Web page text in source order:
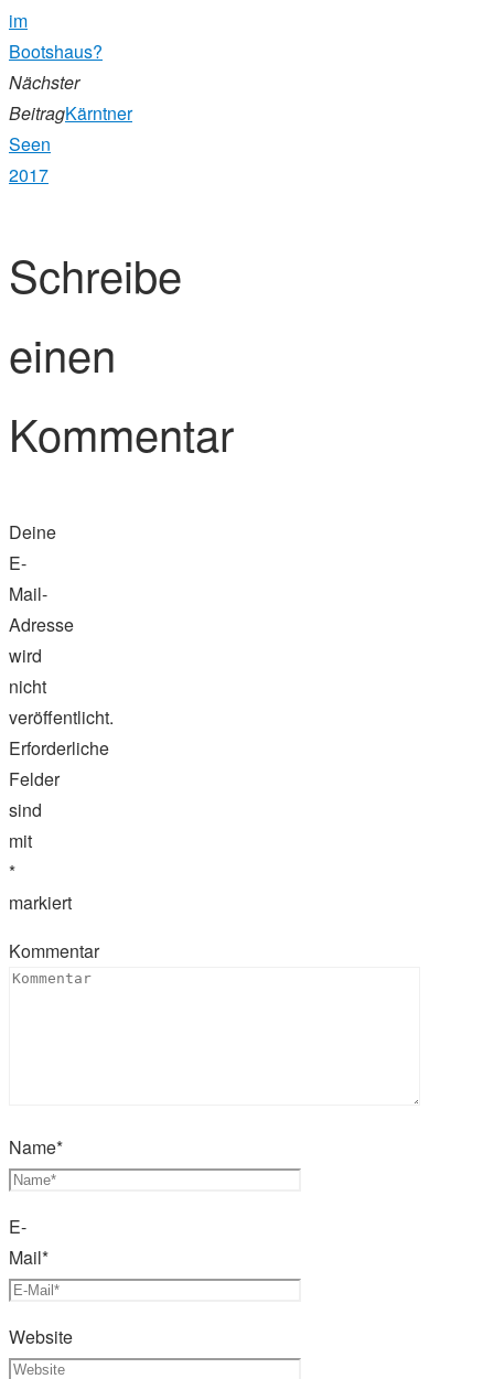
im
Bootshaus?
Nächster
BeitragKärntner
Seen
2017
Schreibe
einen
Kommentar
Deine
E-
Mail-
Adresse
wird
nicht
veröffentlicht.
Erforderliche
Felder
sind
mit
*
markiert
Kommentar
Name*
E-
Mail*
Website